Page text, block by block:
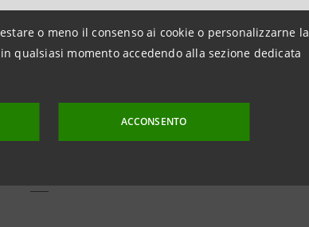
o meno il consenso ai cookie o personalizzarne la
qualsiasi momento accedendo alla sezione dedicata
ACCONSENTO